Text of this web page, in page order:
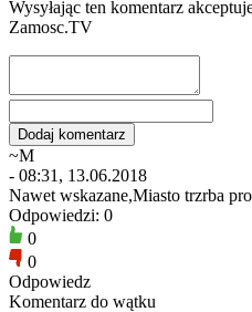
Wysyłając ten komentarz
Zamosc.TV
~M
- 08:31, 13.06.2018
Nawet wskazane,Miasto trzrba
Odpowiedzi: 0
0
0
Odpowiedz
Komentarz do wątku